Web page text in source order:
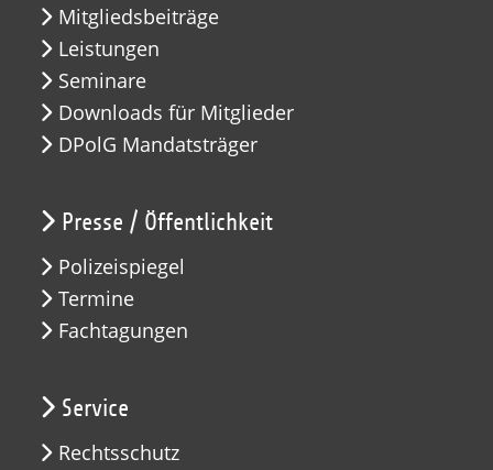
Mitgliedsbeiträge
Leistungen
Seminare
Downloads für Mitglieder
DPolG Mandatsträger
Presse / Öffentlichkeit
Polizeispiegel
Termine
Fachtagungen
Service
Rechtsschutz